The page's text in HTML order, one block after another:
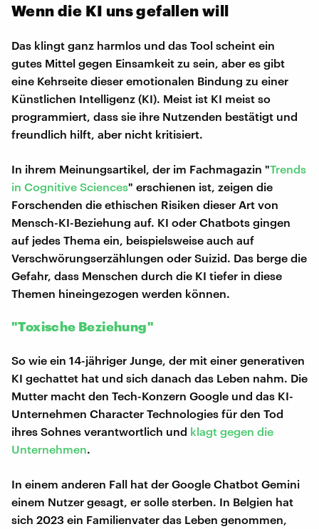
Wenn die KI uns gefallen will
Das klingt ganz harmlos und das Tool scheint ein
gutes Mittel gegen Einsamkeit zu sein, aber es gibt
eine Kehrseite dieser emotionalen Bindung zu einer
Künstlichen Intelligenz (KI). Meist ist KI meist so
programmiert, dass sie ihre Nutzenden bestätigt und
freundlich hilft, aber nicht kritisiert.
In ihrem Meinungsartikel, der im Fachmagazin "Trends
in Cognitive Sciences" erschienen ist, zeigen die
Forschenden die ethischen Risiken dieser Art von
Mensch-KI-Beziehung auf. KI oder Chatbots gingen
auf jedes Thema ein, beispielsweise auch auf
Verschwörungserzählungen oder Suizid. Das berge die
Gefahr, dass Menschen durch die KI tiefer in diese
Themen hineingezogen werden können.
"Toxische Beziehung"
So wie ein 14-jähriger Junge, der mit einer generativen
KI gechattet hat und sich danach das Leben nahm. Die
Mutter macht den Tech-Konzern Google und das KI-
Unternehmen Character Technologies für den Tod
ihres Sohnes verantwortlich und klagt gegen die
Unternehmen.
In einem anderen Fall hat der Google Chatbot Gemini
einem Nutzer gesagt, er solle sterben. In Belgien hat
sich 2023 ein Familienvater das Leben genommen,